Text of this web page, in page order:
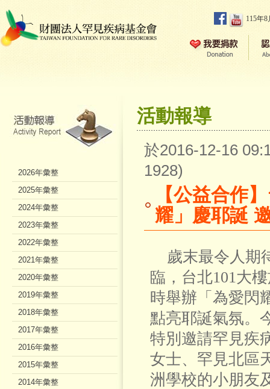
115年
活動報導
於2016-12-16
1928)
【公益合作
耀」慶耶誕
歲末最令人期
臨，台北101大
時舉辦「為愛閃
點亮耶誕氣氛。
特別邀請罕見疾
女士、罕見北區
洲學校的小朋友
2026年彙整
2025年彙整
2024年彙整
2023年彙整
2022年彙整
2021年彙整
2020年彙整
2019年彙整
2018年彙整
2017年彙整
2016年彙整
2015年彙整
2014年彙整